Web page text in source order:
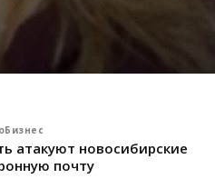
атакуют новосибирские
почту